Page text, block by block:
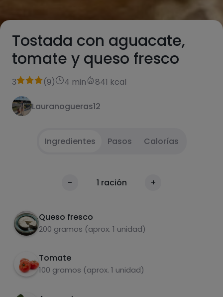
Tostada con aguacate,
tomate y queso fresco
3 (9) 4 min 841 kcal
Lauranogueras12
Ingredientes Pasos Calorías
- 1 ración +
Queso fresco
200 gramos (aprox. 1 unidad)
Tomate
100 gramos (aprox. 1 unidad)
fresco cortado encima del pan.
3 Añadir un poco de aceite de oliva virgen